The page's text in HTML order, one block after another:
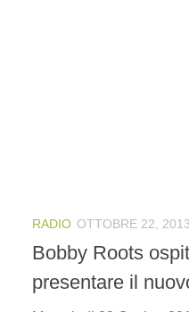
RADIO OTTOBRE 22, 2013
Bobby Roots
presentare il